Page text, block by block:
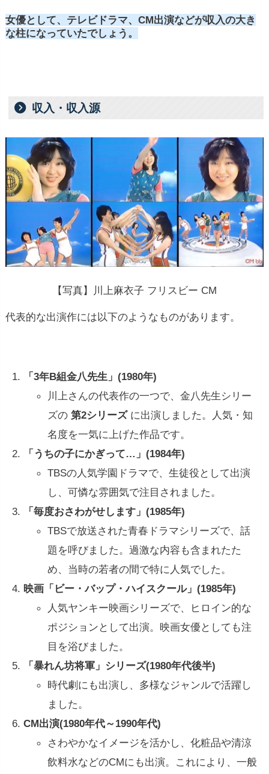
女優として、テレビドラマ、CM出演などが収入の大き
な柱になっていたでしょう。
収入・収入源
【写真】川上麻衣子 フリスビー CM
代表的な出演作には以下のようなものがあります。
「3年B組金八先生」(1980年)
川上さんの代表作の一つで、金八先生シリー
ズの第2シリーズに出演しました。人気・知
名度を一気に上げた作品です。
「うちの子にかぎって…」(1984年)
TBSの人気学園ドラマで、生徒役として出演
し、可憐な雰囲気で注目されました。
「毎度おさわがせします」(1985年)
TBSで放送された青春ドラマシリーズで、話
題を呼びました。過激な内容も含まれたた
め、当時の若者の間で特に人気でした。
映画「ビー・バップ・ハイスクール」(1985年)
人気ヤンキー映画シリーズで、ヒロイン的な
ポジションとして出演。映画女優としても注
目を浴びました。
「暴れん坊将軍」シリーズ(1980年代後半)
時代劇にも出演し、多様なジャンルで活躍し
ました。
CM出演(1980年代～1990年代)
さわやかなイメージを活かし、化粧品や清涼
飲料水などのCMにも出演。これにより、一般